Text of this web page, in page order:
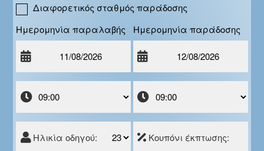
Διαφορετικός σταθμός παράδοσης
Ημερομηνία παραλαβής
Ημερομηνία παράδοσης
Ηλικία οδηγού: Κουπόνι έκπτωσης: